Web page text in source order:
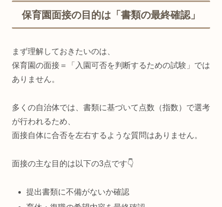
保育園面接の目的は「書類の最終確認」
まず理解しておきたいのは、
保育園の面接＝「入園可否を判断するための試験」では
ありません。
多くの自治体では、書類に基づいて点数（指数）で選考
が行われるため、
面接自体に合否を左右するような質問はありません。
面接の主な目的は以下の3点です👇
提出書類に不備がないか確認